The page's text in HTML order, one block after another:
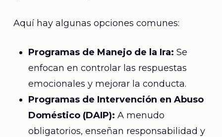
Aquí hay algunas opciones comunes:
Programas de Manejo de la Ira: Se
enfocan en controlar las respuestas
emocionales y mejorar la conducta.
Programas de Intervención en Abuso
Doméstico (DAIP): A menudo
obligatorios, enseñan responsabilidad y